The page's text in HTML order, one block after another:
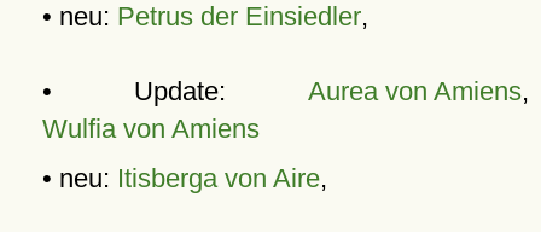
• neu: Petrus der Einsiedler,
• Update: Aurea von Amiens,
Wulfia von Amiens
• neu: Itisberga von Aire,